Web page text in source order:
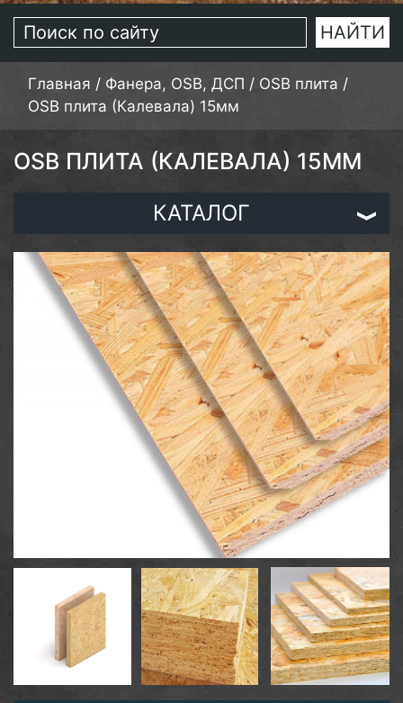
Главная / Фанера, OSB, ДСП / OSB плита /
OSB плита (Калевала) 15мм
OSB ПЛИТА (КАЛЕВАЛА) 15ММ
КАТАЛОГ